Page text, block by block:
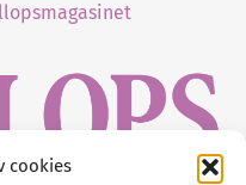
cookies